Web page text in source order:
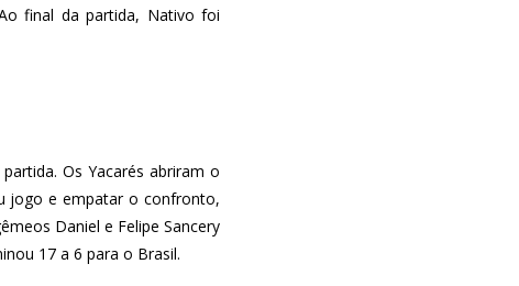
final da partida, Nativo foi
Os Yacarés abriram o
jogo e empatar o confronto,
Daniel e Felipe Sancery
17 a 6 para o Brasil.